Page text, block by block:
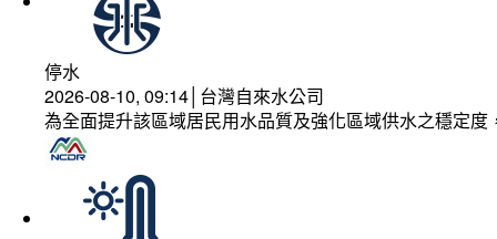
停水
2026-08-10, 09:14│台灣自來水公司
為全面提升該區域居民用水品質及強化區域供水之穩定